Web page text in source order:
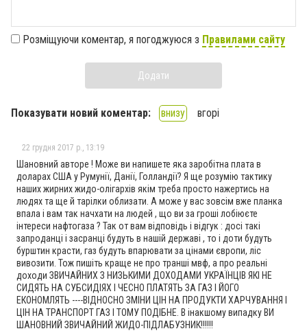
Розміщуючи коментар, я погоджуюся з Правилами сайту
Додати
Показувати новий коментар: внизу вгорі
22 грудня 2017 р., 13:19
Шановний авторе ! Може ви напишете яка заробітна плата в
доларах США у Румунії, Данії, Голландії? Я ще розумію тактику
наших жирних жидо-олігархів якім треба просто нажертись на
людях та ще й тарілки облизати. А може у вас зовсім вже планка
впала і вам так начхати на людей , що ви за гроші лобіюєте
інтереси нафтогаза ? Так от вам відповідь і відгук : досі такі
запроданці і засранці будуть в нашій державі , то і доти будуть
бурштин красти, газ будуть впарювати за цінами європи, ліс
вивозити. Тож пишіть краще не про транші мвф, а про реальні
доходи ЗВИЧАЙНИХ З НИЗЬКИМИ ДОХОДАМИ УКРАЇНЦІВ ЯКІ НЕ
СИДЯТЬ НА СУБСИДІЯХ І ЧЕСНО ПЛАТЯТЬ ЗА ГАЗ І ЙОГО
ЕКОНОМЛЯТЬ ----ВІДНОСНО ЗМІНИ ЦІН НА ПРОДУКТИ ХАРЧУВАННЯ І
ЦІН НА ТРАНСПОРТ ГАЗ І ТОМУ ПОДІБНЕ. В інакшому випадку ВИ
ШАНОВНИЙ ЗВИЧАЙНИЙ ЖИДО-ПІДЛАБУЗНИК!!!!!!